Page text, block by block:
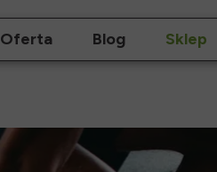
Oferta Blog Sklep